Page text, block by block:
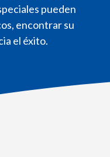
pueden
encontrar su
el éxito.